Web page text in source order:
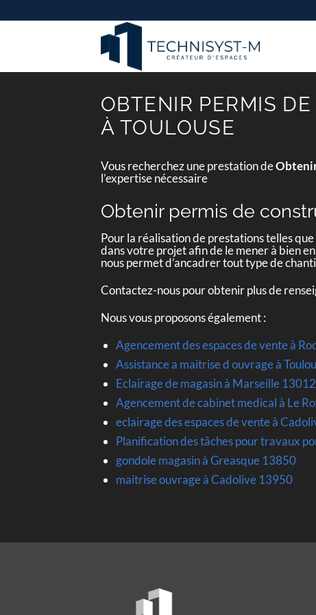
au
OBTENIR PERMIS
À TOULOUSE
Vous recherchez une prestation de
l’expertise nécessaire
Obtenir permis de
Pour la réalisation de prestations telles que
dans votre projet afin de le mener à bien
nous permet d’ancadrer tout type de
Contactez-nous pour obtenir plus de
Nous vous proposons également :
Agencement des espaces de vente à
Assistance a maitrise d ouvrage à
Eclairage de magasin à Marseille 13012
Agencement de cabinet medical à Le
eclairage des espaces de vente à
Planification des tâches pour travaux
gondole magasin à Greasque 13850
maitrise ouvrage à Cadolive 13950